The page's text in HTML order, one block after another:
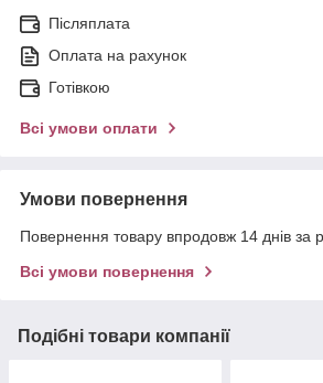
Післяплата
Оплата на рахунок
Готівкою
Всі умови оплати
Умови повернення
Повернення товару впродовж 14 днів за
Всі умови повернення
Подібні товари компанії